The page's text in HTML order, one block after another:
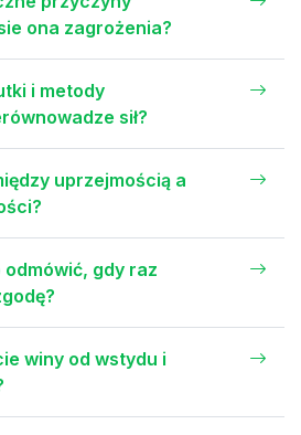
ona zagrożenia?
i metody
sił?
uprzejmością a
gdy raz
winy od wstydu i